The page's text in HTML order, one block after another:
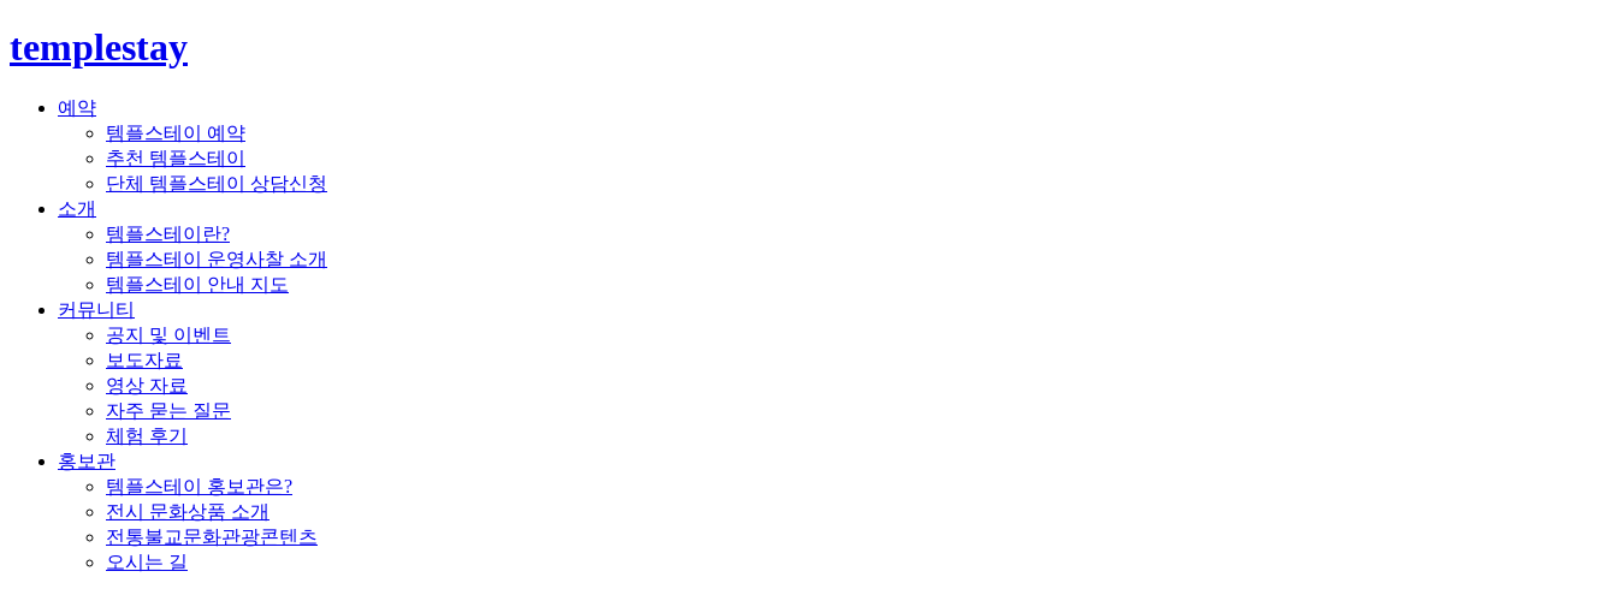
templestay
예약
템플스테이 예약
추천 템플스테이
단체 템플스테이 상담신청
소개
템플스테이란?
템플스테이 운영사찰 소개
템플스테이 안내 지도
커뮤니티
공지 및 이벤트
보도자료
영상 자료
자주 묻는 질문
체험 후기
홍보관
템플스테이 홍보관은?
전시 문화상품 소개
전통불교문화관광콘텐츠
오시는 길